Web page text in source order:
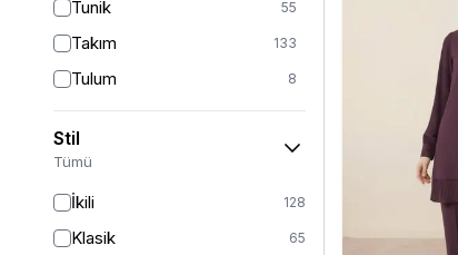
Tunik 55
Takım 133
Tulum 8
Pantolon 148
Etek 19
Stil
Tümü
İkili 128
Klasik 65